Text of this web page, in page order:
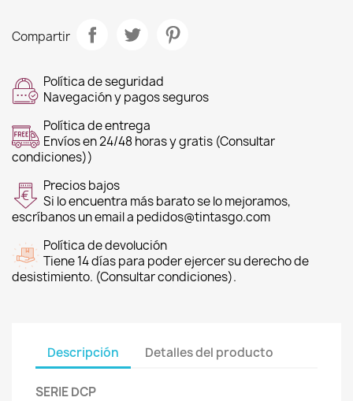
Compartir
Política de seguridad
Navegación y pagos seguros
Política de entrega
Envíos en 24/48 horas y gratis (Consultar
condiciones))
Precios bajos
Si lo encuentra más barato se lo mejoramos,
escríbanos un email a pedidos@tintasgo.com
Política de devolución
Tiene 14 días para poder ejercer su derecho de
desistimiento. (Consultar condiciones).
Descripción Detalles del producto
SERIE DCP